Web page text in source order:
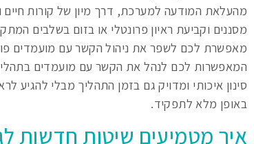
מהעלאת המודעה למערכת, דרך מיון של קורות
מסננים וקביעת ראיון פרונטלי או בזום בשלבים
מאפשרת לכם לשפר את ניהול הקשר עם מועמדים
המאפשרות לכם לנהל את הקשר עם מועמדים
סינון איכותי ומדויק גם בזמן התהליך מבלי להגיע
באופן מלא לתפקיד.
איך מטמיעים שיטות חדשות